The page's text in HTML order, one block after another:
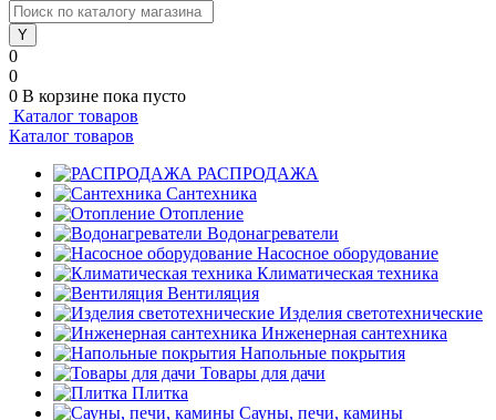
0
0
0 В корзине пока пусто
Каталог товаров
Каталог товаров
РАСПРОДАЖА
Сантехника
Отопление
Водонагреватели
Насосное оборудование
Климатическая техника
Вентиляция
Изделия светотехнические
Инженерная сантехника
Напольные покрытия
Товары для дачи
Плитка
Сауны, печи, камины